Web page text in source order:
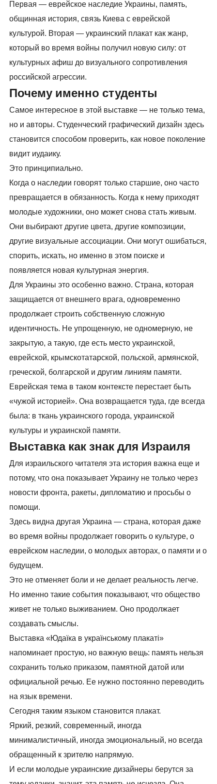
Первая — еврейское наследие Украины, память,
общинная история, связь Киева с еврейской
культурой. Вторая — украинский плакат как жанр,
который во время войны получил новую силу: от
культурных афиш до визуального сопротивления
российской агрессии.
Почему именно студенты
Самое интересное в этой выставке — не только тема,
но и авторы. Студенческий графический дизайн здесь
становится способом проверить, как новое поколение
видит иудаику.
Это принципиально.
Когда о наследии говорят только старшие, оно часто
превращается в обязанность. Когда к нему приходят
молодые художники, оно может снова стать живым.
Они выбирают другие цвета, другие композиции,
другие визуальные ассоциации. Они могут ошибаться,
спорить, искать, но именно в этом поиске и
появляется новая культурная энергия.
Для Украины это особенно важно. Страна, которая
защищается от внешнего врага, одновременно
продолжает строить собственную сложную
идентичность. Не упрощенную, не одномерную, не
закрытую, а такую, где есть место украинской,
еврейской, крымскотатарской, польской, армянской,
греческой, болгарской и другим линиям памяти.
Еврейская тема в таком контексте перестает быть
«чужой историей». Она возвращается туда, где всегда
была: в ткань украинского города, украинской
культуры и украинской памяти.
Выставка как знак для Израиля
Для израильского читателя эта история важна еще и
потому, что она показывает Украину не только через
новости фронта, ракеты, дипломатию и просьбы о
помощи.
Здесь видна другая Украина — страна, которая даже
во время войны продолжает говорить о культуре, о
еврейском наследии, о молодых авторах, о памяти и о
будущем.
Это не отменяет боли и не делает реальность легче.
Но именно такие события показывают, что общество
живет не только выживанием. Оно продолжает
создавать смыслы.
Выставка «Юдаїка в українському плакаті»
напоминает простую, но важную вещь: память нельзя
сохранить только приказом, памятной датой или
официальной речью. Ее нужно постоянно переводить
на язык времени.
Сегодня таким языком становится плакат.
Яркий, резкий, современный, иногда
минималистичный, иногда эмоциональный, но всегда
обращенный к зрителю напрямую.
И если молодые украинские дизайнеры берутся за